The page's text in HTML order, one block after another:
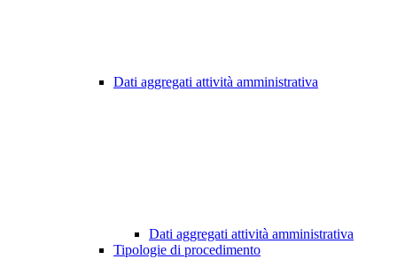
Dati aggregati attività amministrativa
Dati aggregati attività amministrativa
Tipologie di procedimento